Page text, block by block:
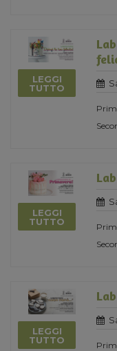
LEGGI
TUTTO
LEGGI
TUTTO
LEGGI
TUTTO